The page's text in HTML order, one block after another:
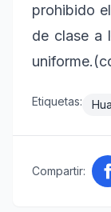
prohibido
de clase a
Etiquetas:
Compartir: